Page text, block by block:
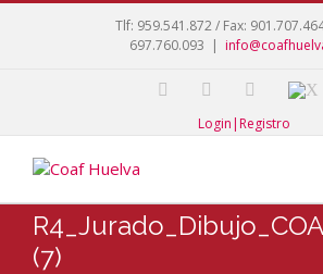
Tlf: 959.541.872 / Fax:
697.760.093 |
Login|Registro
(7)